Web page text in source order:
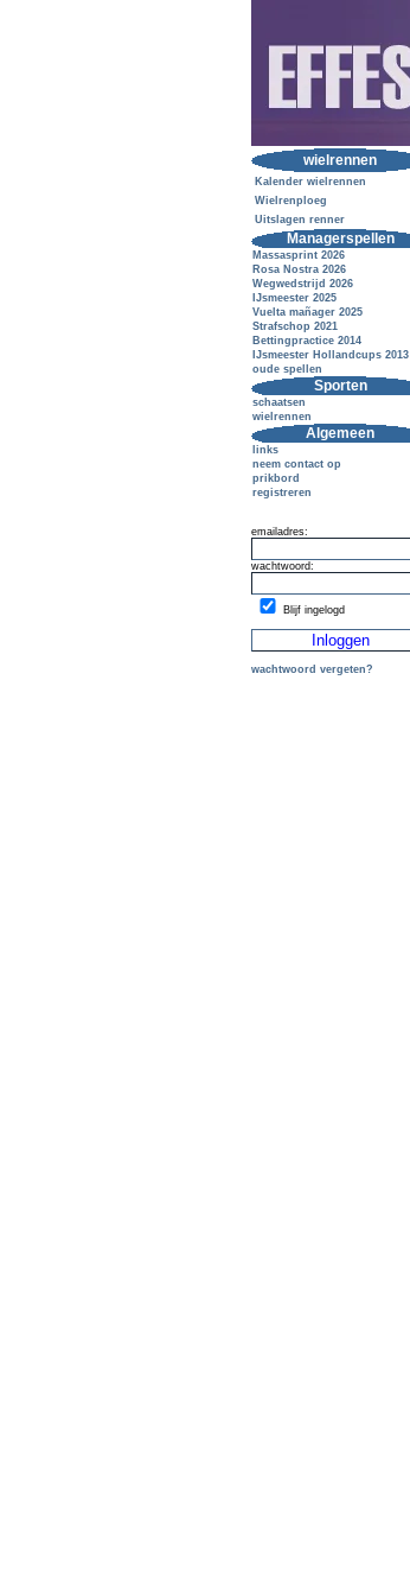
wielrennen
Kalender wielrennen
Wielrenploeg
Uitslagen renner
Managerspellen
Massasprint 2026
Rosa Nostra 2026
Wegwedstrijd 2026
IJsmeester 2025
Vuelta mañager 2025
Strafschop 2021
Bettingpractice 2014
IJsmeester Hollandcups 2013
oude spellen
Sporten
schaatsen
wielrennen
Algemeen
links
neem contact op
prikbord
registreren
emailadres:
wachtwoord:
Blijf ingelogd
wachtwoord vergeten?